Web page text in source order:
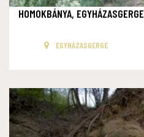
HOMOKBÁNYA, EGYHÁZASGERGE
EGYHÁZASGERGE